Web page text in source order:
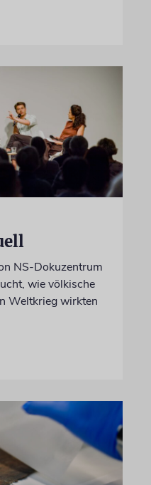
NS-Dokuzentrum
wie völkische
Weltkrieg wirkten